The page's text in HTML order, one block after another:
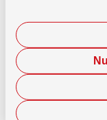
Jetzt